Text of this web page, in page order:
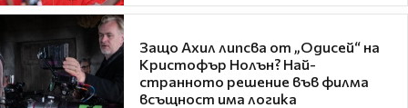
Защо Ахил липсва от „Одисей“ на
Кристофър Нолън? Най-
странното решение във филма
всъщност има логика